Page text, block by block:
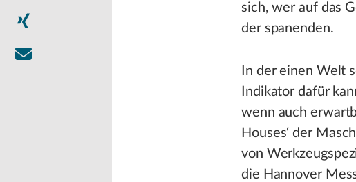
sich, wer auf das
der spanenden.
In der einen Welt
Indikator dafür
wenn auch
Houses‘ der
von
die Hannover